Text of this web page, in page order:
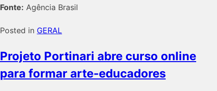
Fonte: Agência Brasil
Posted in GERAL
Projeto Portinari abre curso online
para formar arte-educadores